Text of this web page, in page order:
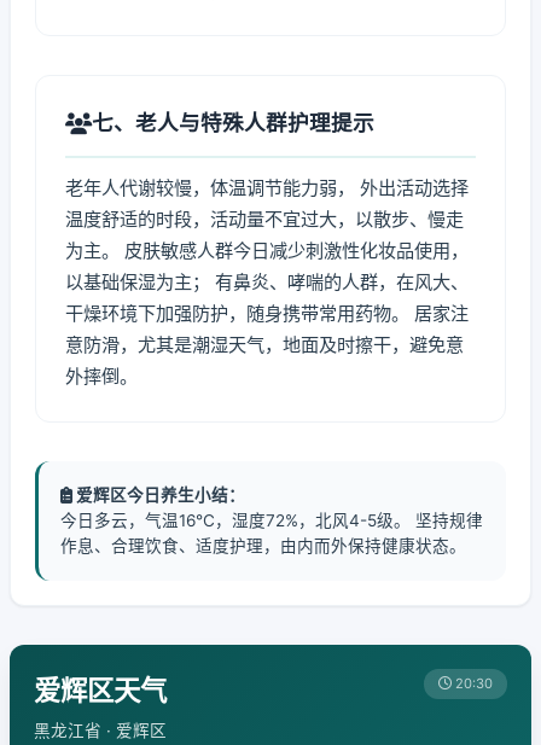
七、老人与特殊人群护理提示
老年人代谢较慢，体温调节能力弱， 外出活动选择
温度舒适的时段，活动量不宜过大，以散步、慢走
为主。 皮肤敏感人群今日减少刺激性化妆品使用，
以基础保湿为主； 有鼻炎、哮喘的人群，在风大、
干燥环境下加强防护，随身携带常用药物。 居家注
意防滑，尤其是潮湿天气，地面及时擦干，避免意
外摔倒。
爱辉区今日养生小结：
今日多云，气温16℃，湿度72%，北风4-5级。 坚持规律
作息、合理饮食、适度护理，由内而外保持健康状态。
爱辉区天气
黑龙江省 · 爱辉区
20:30